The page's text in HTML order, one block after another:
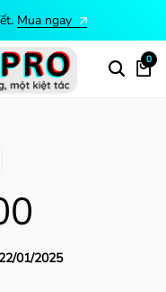
Khuyến mãi mua sắm đón
0
22/01/2025